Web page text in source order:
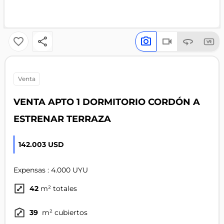
venta
VENTA APTO 1 DORMITORIO CORDÓN A
ESTRENAR TERRAZA
142.003 USD
Expensas : 4.000 UYU
42 m² totales
39 m² cubiertos